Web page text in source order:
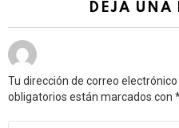
DEJA UNA
Tu dirección de correo electrónico
obligatorios están marcados con